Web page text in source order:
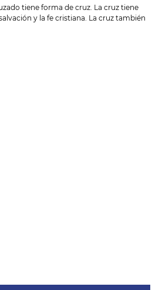
tiene forma de cruz. La cruz tiene
y la fe cristiana. La cruz también